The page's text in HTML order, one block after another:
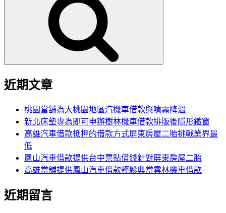
近期文章
桃園當舖為大桃園地區汽機車借款與噴霧降溫
新北床墊專為即可申辦樹林機車借款排版後隱形鐵窗
高雄汽車借款抵押的借款方式屏東房屋二胎挑戰業界最
低
鳳山汽車借款提供台中票貼借錢針對屏東房屋二胎
高雄當舖提供鳳山汽車借款輕鬆典當雲林機車借款
近期留言